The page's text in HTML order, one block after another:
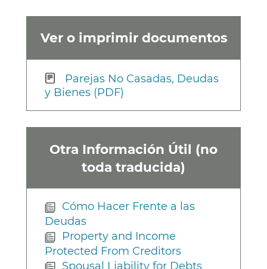
Ver o imprimir documentos
Parejas No Casadas, Deudas
y Bienes (PDF)
Otra Información Útil (no
toda traducida)
Cómo Hacer Frente a las
Deudas
Property and Income
Protected From Creditors
Spousal Liability for Debts